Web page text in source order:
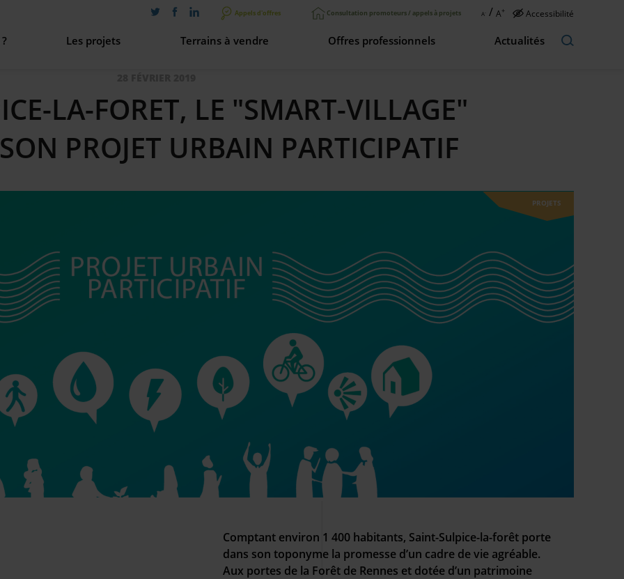
Appels d'offres Consultation promoteurs / appels à projets A / A+ Accessibilité
& gouvernance
rejoindre
Les projets Terrains à vendre Offres professionnels Actualités
LA-FORET, LE "SMART-VILLAGE"
PROJET URBAIN PARTICIPATIF
PROJETS
Comptant environ 1 400 habitants, Saint-Sulpice-la-forêt porte
dans son toponyme la promesse d’un cadre de vie agréable.
Aux portes de la Forêt de Rennes et dotée d’un patrimoine